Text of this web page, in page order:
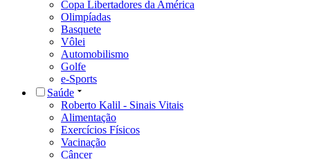
Copa Libertadores da América
Olimpíadas
Basquete
Vôlei
Automobilismo
Golfe
e-Sports
Saúde
Roberto Kalil - Sinais Vitais
Alimentação
Exercícios Físicos
Vacinação
Câncer